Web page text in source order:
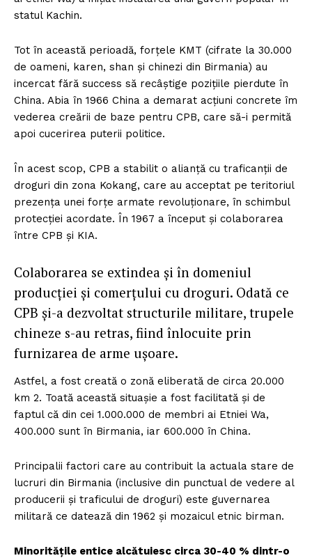
statul Kachin.
Tot în această perioadă, forţele KMT (cifrate la 30.000
de oameni, karen, shan şi chinezi din Birmania) au
incercat fără success să recâştige poziţiile pierdute în
China. Abia în 1966 China a demarat acţiuni concrete îm
vederea creării de baze pentru CPB, care să-i permită
apoi cucerirea puterii politice.
În acest scop, CPB a stabilit o alianţă cu traficanţii de
droguri din zona Kokang, care au acceptat pe teritoriul
prezenţa unei forţe armate revoluţionare, în schimbul
protecţiei acordate. În 1967 a început şi colaborarea
între CPB şi KIA.
Colaborarea se extindea şi în domeniul
producţiei şi comerţului cu droguri. Odată ce
CPB şi-a dezvoltat structurile militare, trupele
chineze s-au retras, fiind înlocuite prin
furnizarea de arme uşoare.
Astfel, a fost creată o zonă eliberată de circa 20.000
km 2. Toată această situaşie a fost facilitată şi de
faptul că din cei 1.000.000 de membri ai Etniei Wa,
400.000 sunt în Birmania, iar 600.000 în China.
Principalii factori care au contribuit la actuala stare de
lucruri din Birmania (inclusive din punctual de vedere al
producerii şi traficului de droguri) este guvernarea
militară ce datează din 1962 şi mozaicul etnic birman.
Minorităţile entice alcătuiesc circa 30-40 % dintr-o